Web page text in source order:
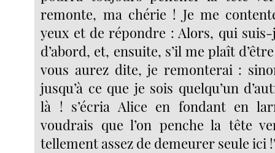
remonte, ma chérie ! Je me
yeux et de répondre : Alors, qui
d’abord, et, ensuite, s’il me plaît
vous aurez dite, je remonterai :
jusqu’à ce que je sois quelqu’un
là ! s’écria Alice en fondant en
voudrais que l’on penche la tête
tellement assez de demeurer seule ici